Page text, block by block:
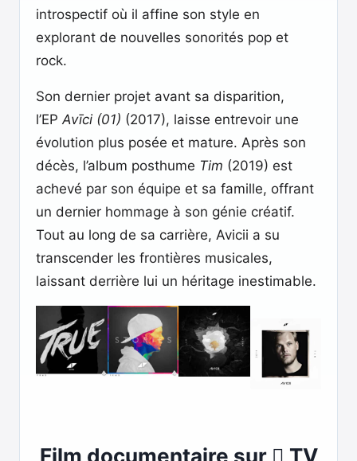
introspectif où il affine son style en
explorant de nouvelles sonorités pop et
rock.
Son dernier projet avant sa disparition,
l’EP Avīci (01) (2017), laisse entrevoir une
évolution plus posée et mature. Après son
décès, l’album posthume Tim (2019) est
achevé par son équipe et sa famille, offrant
un dernier hommage à son génie créatif.
Tout au long de sa carrière, Avicii a su
transcender les frontières musicales,
laissant derrière lui un héritage inestimable.
Film documentaire sur  TV